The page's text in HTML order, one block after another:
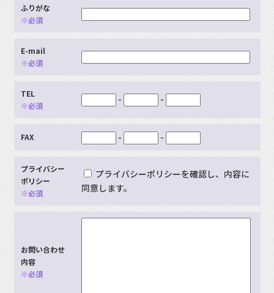
ふりがな
※必須
E-mail
※必須
TEL
※必須
- -
FAX - -
プライバシー
ポリシー
※必須
プライバシーポリシーを確認し、内容に
同意します。
お問い合わせ
内容
※必須